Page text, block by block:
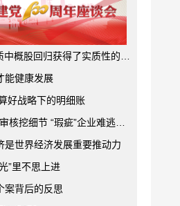
股回归获得了实质性的进展
能健康发展
好战略下的明细账
挖细节 “瑕疵”企业难逃法眼
是世界经济发展重要推动力
”里不思上进
案背后的反思